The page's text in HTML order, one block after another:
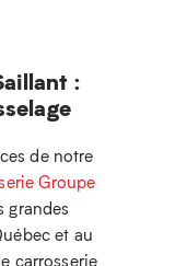
:
de notre
Groupe
grandes
et au
carrosserie